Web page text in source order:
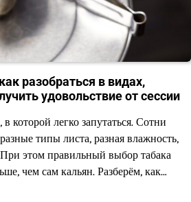
разобраться в видах,
удовольствие от сессии
которой легко запутаться. Сотни
типы листа, разная влажность,
этом правильный выбор табака
чем сам кальян. Разберём, как…